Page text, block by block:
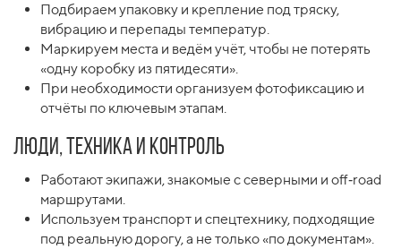
Подбираем упаковку и крепление под тряску,
вибрацию и перепады температур.
Маркируем места и ведём учёт, чтобы не потерять
«одну коробку из пятидесяти».
При необходимости организуем фотофиксацию и
отчёты по ключевым этапам.
Люди, техника и контроль
Работают экипажи, знакомые с северными и off‑road
маршрутами.
Используем транспорт и спецтехнику, подходящие
под реальную дорогу, а не только «по документам».